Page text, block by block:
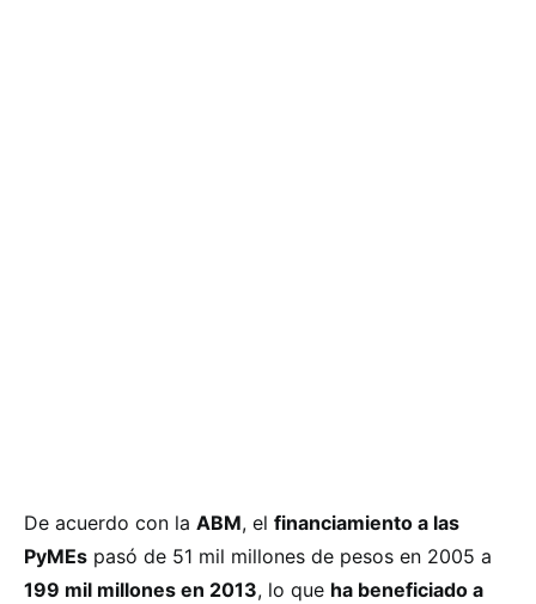
De acuerdo con la ABM, el financiamiento a las
PyMEs pasó de 51 mil millones de pesos en 2005 a
199 mil millones en 2013, lo que ha beneficiado a